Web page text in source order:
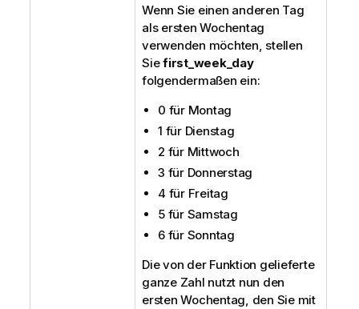
Wenn Sie einen anderen Tag
als ersten Wochentag
verwenden möchten, stellen
Siefirst_week_day
folgendermaßen ein:
0 für Montag
1 für Dienstag
2 für Mittwoch
3 für Donnerstag
4 für Freitag
5 für Samstag
6 für Sonntag
Die von der Funktion gelieferte
ganze Zahl nutzt nun den
ersten Wochentag, den Sie mit